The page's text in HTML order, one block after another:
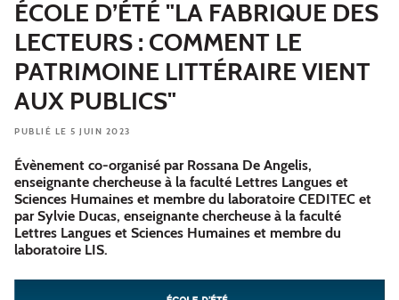
ÉCOLE D’ÉTÉ "LA FABRIQUE DES
LECTEURS : COMMENT LE
PATRIMOINE LITTÉRAIRE VIENT
AUX PUBLICS"
PUBLIÉ LE 5 JUIN 2023
Évènement co-organisé par Rossana De Angelis,
enseignante chercheuse à la faculté Lettres Langues et
Sciences Humaines et membre du laboratoire CEDITEC et
par Sylvie Ducas, enseignante chercheuse à la faculté
Lettres Langues et Sciences Humaines et membre du
laboratoire LIS.